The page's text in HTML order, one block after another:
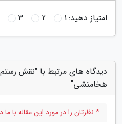
امتیاز دهید:1
2
3
دیدگاه های مرتبط با "نقش
هخامنشی"
* نظرتان را در مورد این مقاله با ما